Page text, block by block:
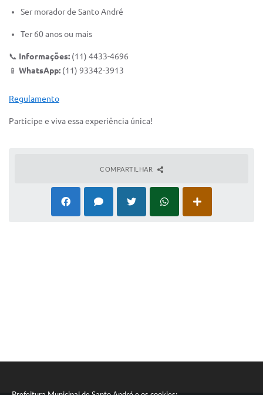
Portal da Educação
Ser morador de Santo André
Ter 60 anos ou mais
📞 Informações: (11) 4433-4696
📱 WhatsApp: (11) 93342-3913
Regulamento
Participe e viva essa experiência única!
COMPARTILHAR